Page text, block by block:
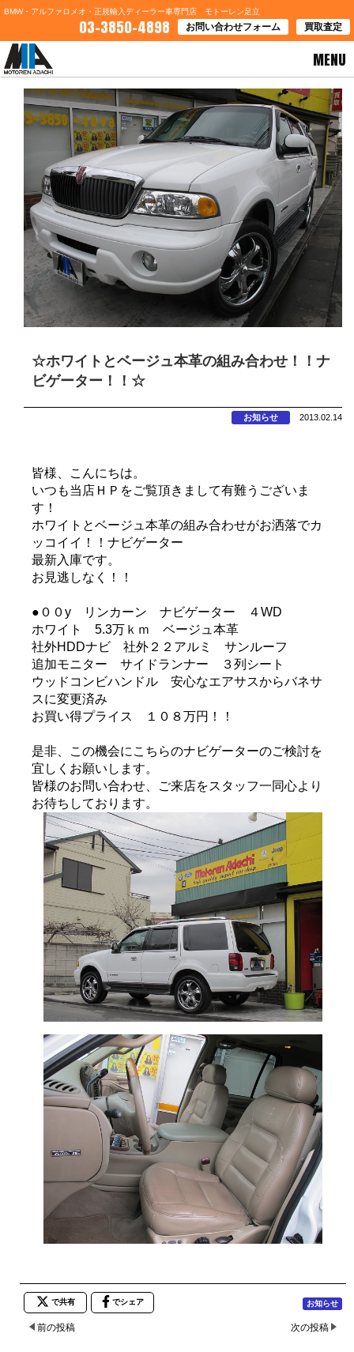
BMW・アルファロメオ・正規輸入ディーラー車専門店 モトーレン足立
03-3850-4898 お問い合わせフォーム 買取査定
MENU
HOME>お知らせ
☆ホワイトとベージュ本革の組み合わせ！！ナ
ビゲーター！！☆
お知らせ 2013.02.14
皆様、こんにちは。
いつも当店ＨＰをご覧頂きまして有難うございま
す！
ホワイトとベージュ本革の組み合わせがお洒落でカ
ッコイイ！！ナビゲーター
最新入庫です。
お見逃しなく！！
●００y リンカーン ナビゲーター ４WD
ホワイト 5.3万ｋｍ ベージュ本革
社外HDDナビ 社外２２アルミ サンルーフ
追加モニター サイドランナー ３列シート
ウッドコンビハンドル 安心なエアサスからバネサ
スに変更済み
お買い得プライス １０８万円！！
是非、この機会にこちらのナビゲーターのご検討を
宜しくお願いします。
皆様のお問い合わせ、ご来店をスタッフ一同心より
お待ちしております。
で共有 でシェア お知らせ
前の投稿 次の投稿